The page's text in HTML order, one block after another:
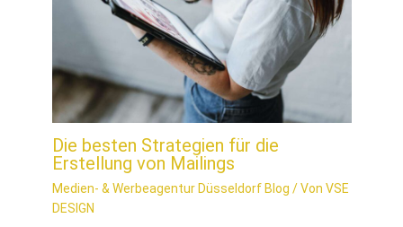
Die besten Strategien für die
Erstellung von Mailings
Medien- & Werbeagentur Düsseldorf Blog / Von VSE
DESIGN